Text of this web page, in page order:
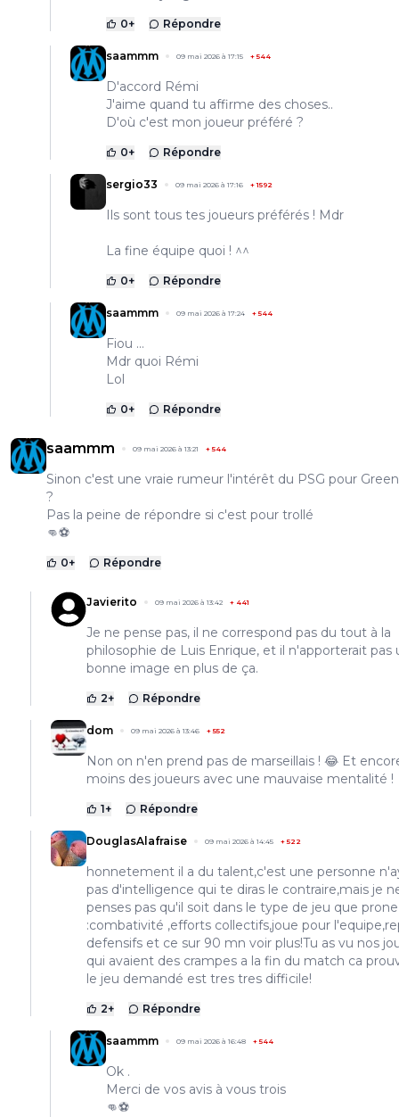
0+ Répondre
saammm 09 mai 2026 à 17:15 +544
D'accord Rémi
J'aime quand tu affirme des choses..
D'où c'est mon joueur préféré ?
0+ Répondre
sergio33 09 mai 2026 à 17:16 +1592
Ils sont tous tes joueurs préférés ! Mdr
La fine équipe quoi ! ^^
0+ Répondre
saammm 09 mai 2026 à 17:24 +544
Fiou ...
Mdr quoi Rémi
Lol
0+ Répondre
saammm 09 mai 2026 à 13:21 +544
Sinon c'est une vraie rumeur l'intérêt du PSG pour
?
Pas la peine de répondre si c'est pour trollé
👊⚽
0+ Répondre
Javierito 09 mai 2026 à 13:42 + 441
Je ne pense pas, il ne correspond pas du tout à la
philosophie de Luis Enrique, et il n'apporterait pas
bonne image en plus de ça.
2+ Répondre
dom 09 mai 2026 à 13:46 +552
Non on n'en prend pas de marseillais ! 😂 Et
moins des joueurs avec une mauvaise mentalité !
1+ Répondre
DouglasAlafraise 09 mai 2026 à 14:45 +522
honnetement il a du talent,c'est une personne
pas d'intelligence qui te diras le contraire,mais je
penses pas qu'il soit dans le type de jeu que
:combativité ,efforts collectifs,joue pour
defensifs et ce sur 90 mn voir plus!Tu as vu nos
qui avaient des crampes a la fin du match ca
le jeu demandé est tres tres difficile!
2+ Répondre
saammm 09 mai 2026 à 16:48 +544
Ok .
Merci de vos avis à vous trois
👊⚽